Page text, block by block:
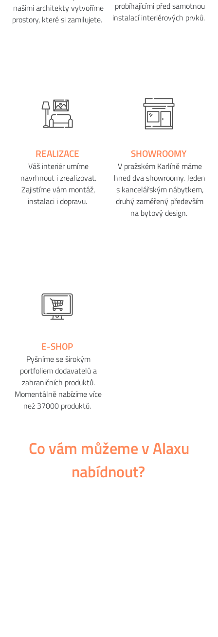
našimi architekty vytvoříme
prostory, které si zamilujete.
probíhajícími před samotnou
instalací interiérových prvků.
REALIZACE
Váš interiér umíme
navrhnout i zrealizovat.
Zajistíme vám montáž,
instalaci i dopravu.
SHOWROOMY
V pražském Karlíně máme
hned dva showroomy. Jeden
s kancelářským nábytkem,
druhý zaměřený především
na bytový design.
E-SHOP
Pyšníme se širokým
portfoliem dodavatelů a
zahraničních produktů.
Momentálně nabízíme více
než 37000 produktů.
Co vám můžeme v Alaxu
nabídnout?